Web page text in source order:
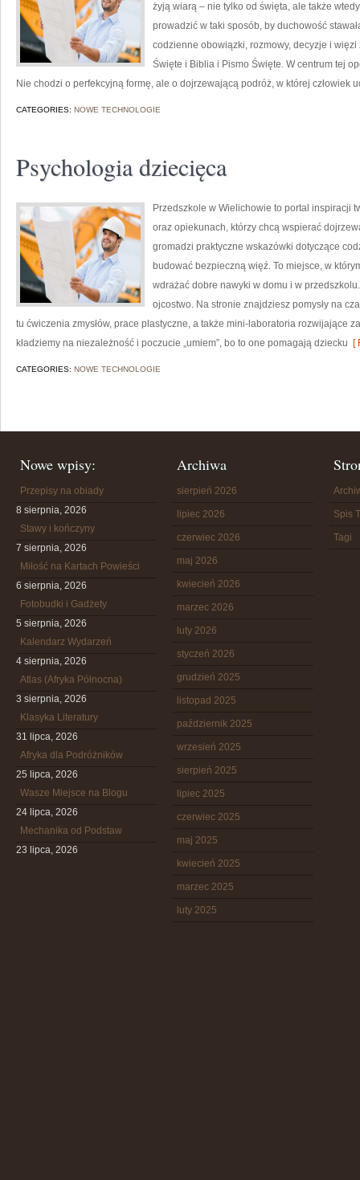
żyją wiarą – nie tylko od święta, ale także
prowadzić w taki sposób, by duchowość
codzienne obowiązki, rozmowy, decyzje i
Święte i Biblia i Pismo Święte. W centrum tej
Nie chodzi o perfekcyjną formę, ale o dojrzewającą podróż, w której człowiek
CATEGORIES: NOWE TECHNOLOGIE
Psychologia dziecięca
Przedszkole w Wielichowie to portal inspiracji
oraz opiekunach, którzy chcą wspierać
gromadzi praktyczne wskazówki dotyczące
budować bezpieczną więź. To miejsce, w
wdrażać dobre nawyki w domu i w
ojcostwo. Na stronie znajdziesz pomysły na
tu ćwiczenia zmysłów, prace plastyczne, a także mini-laboratoria rozwijające
kładziemy na niezależność i poczucie „umiem”, bo to one pomagają dziecku [
CATEGORIES: NOWE TECHNOLOGIE
Nowe wpisy:
Przepisy na obiady
8 sierpnia, 2026
Stawy i kończyny
7 sierpnia, 2026
Miłość na Kartach Powieści
6 sierpnia, 2026
Fotobudki i Gadżety
5 sierpnia, 2026
Kalendarz Wydarzeń
4 sierpnia, 2026
Atlas (Afryka Północna)
3 sierpnia, 2026
Klasyka Literatury
31 lipca, 2026
Afryka dla Podróżników
25 lipca, 2026
Wasze Miejsce na Blogu
24 lipca, 2026
Mechanika od Podstaw
23 lipca, 2026
Archiwa
sierpień 2026
lipiec 2026
czerwiec 2026
maj 2026
kwiecień 2026
marzec 2026
luty 2026
styczeń 2026
grudzień 2025
listopad 2025
październik 2025
wrzesień 2025
sierpień 2025
lipiec 2025
czerwiec 2025
maj 2025
kwiecień 2025
marzec 2025
luty 2025
Spis
Tagi